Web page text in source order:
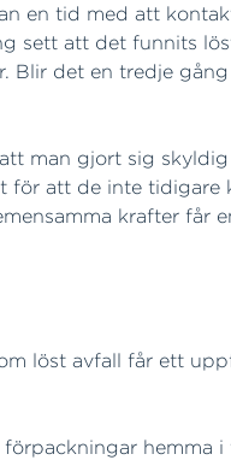
en tid med att
att det funnits
det en tredje
man gjort sig
att de inte
krafter får
löst avfall får ett